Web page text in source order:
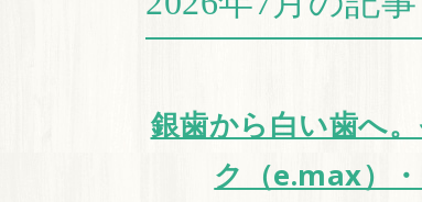
銀歯から白い歯へ
ク（e.max）